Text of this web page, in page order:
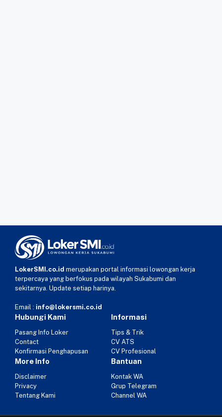
LokerSMI.co.id merupakan portal informasi lowongan kerja
terpercaya yang berfokus pada wilayah Sukabumi dan
sekitarnya. Update setiap harinya.
Email : info@lokersmi.co.id
Hubungi Kami
Pasang Info Loker
Contact
Konfirmasi Penghapusan
Informasi
Tips & Trik
CV ATS
CV Profesional
More Info
Disclaimer
Privacy
Tentang Kami
Bantuan
Kontak WA
Grup Telegram
Channel WA